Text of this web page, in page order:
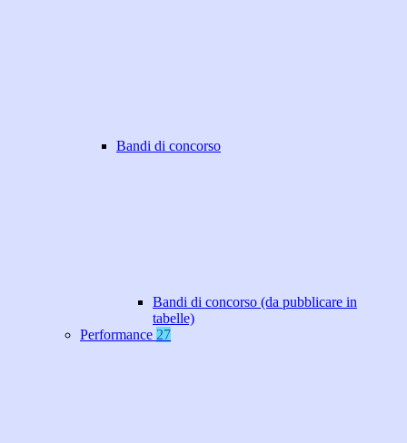
Bandi di concorso
Bandi di concorso (da pubblicare in
tabelle)
Performance 27